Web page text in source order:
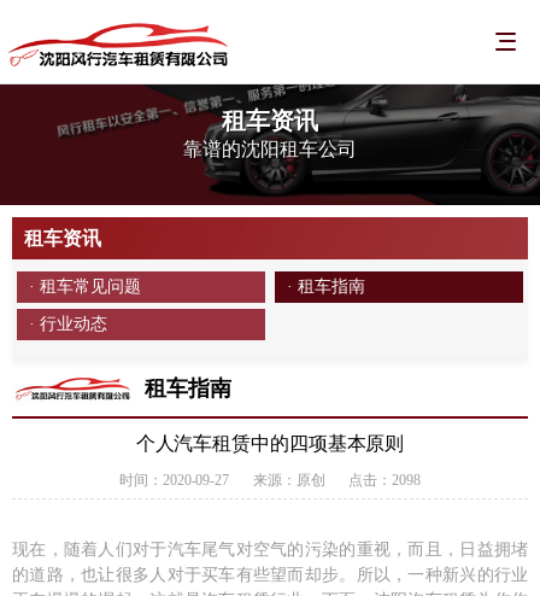
租车资讯
靠谱的沈阳租车公司
租车资讯
· 租车常见问题 · 租车指南
· 行业动态
租车指南
个人汽车租赁中的四项基本原则
时间：2020-09-27 来源：原创 点击：2098
现在，随着人们对于汽车尾气对空气的污染的重视，而且，日益拥堵
的道路，也让很多人对于买车有些望而却步。所以，一种新兴的行业